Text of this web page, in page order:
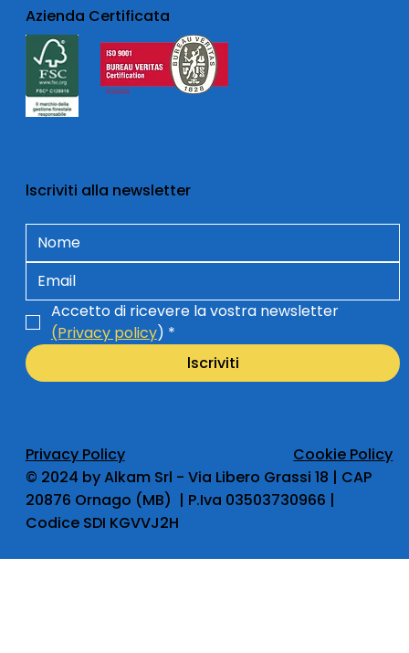
lscriviti alla newsletter
Accetto di ricevere la vostra newsletter
(Privacy policy) *
lscriviti
​© 2024 by Alkam Srl - Via Libero Grassi 18 | CAP
20876 Ornago (MB) | P.Iva 03503730966 |
Codice SDI KGVVJ2H
Privacy Policy Cookie Policy
Azienda Certificata